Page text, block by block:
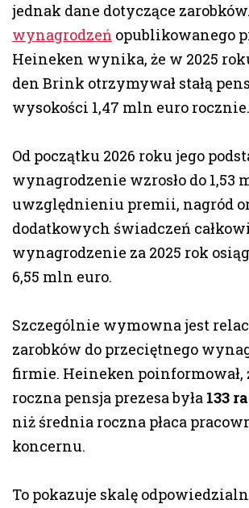
jednak dane dotyczące
wynagrodzeń opublikowanego
Heineken wynika, że w 2025
den Brink otrzymywał stałą
wysokości 1,47 mln euro rocznie.
Od początku 2026 roku jego
wynagrodzenie wzrosło do 1,53
uwzględnieniu premii, nagród
dodatkowych świadczeń
wynagrodzenie za 2025 rok
6,55 mln euro.
Szczególnie wymowna jest
zarobków do przeciętnego
firmie. Heineken poinformował,
roczna pensja prezesa była 133
niż średnia roczna płaca
koncernu.
To pokazuje skalę